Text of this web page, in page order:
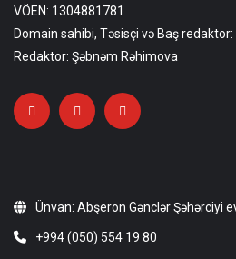
VÖEN: 1304881781
Domain sahibi, Təsisçi və Baş
Redaktor: Şəbnəm Rəhimova
Ünvan: Abşeron Gənclər Şəhərciyi
+994 (050) 554 19 80